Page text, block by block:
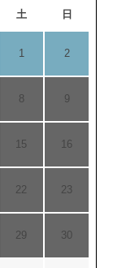
土 日
1 2
8 9
15 16
22 23
29 30